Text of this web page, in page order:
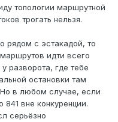
топологии маршрутной
трогать нельзя.
рядом с эстакадой, то
идти всего
разворота, где тебе
остановки там
Но в любом случае, если
841 вне конкуренции.
серьёзно